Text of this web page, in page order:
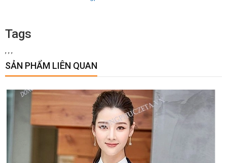
Tags
, , ,
SẢN PHẨM LIÊN QUAN